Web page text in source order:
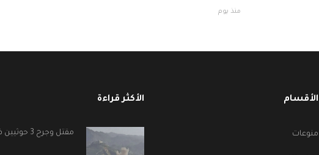
منذ يوم
الأقسام
منوعات
الأكثر قراءة
مقتل وجرح 3 حوثيين في اشتباكات غرب تعز